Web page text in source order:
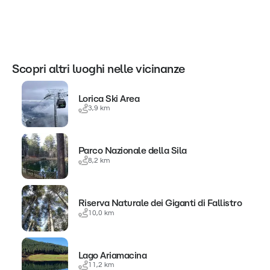
Scopri altri luoghi nelle vicinanze
Lorica Ski Area
3,9 km
Parco Nazionale della Sila
8,2 km
Riserva Naturale dei Giganti di Fallistro
10,0 km
Lago Ariamacina
11,2 km